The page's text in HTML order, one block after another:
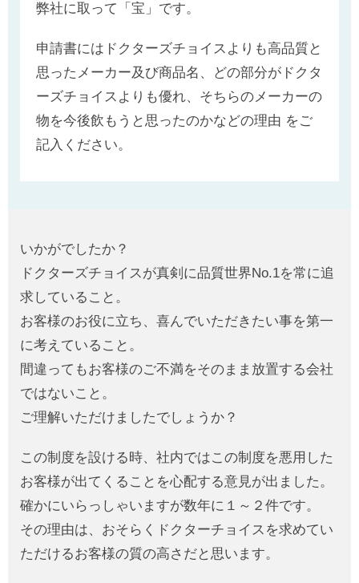
弊社に取って「宝」です。
申請書にはドクターズチョイスよりも高品質と
思ったメーカー及び商品名、どの部分がドクタ
ーズチョイスよりも優れ、そちらのメーカーの
物を今後飲もうと思ったのかなどの理由 をご
記入ください。
いかがでしたか？
ドクターズチョイスが真剣に品質世界No.1を常に追
求していること。
お客様のお役に立ち、喜んでいただきたい事を第一
に考えていること。
間違ってもお客様のご不満をそのまま放置する会社
ではないこと。
ご理解いただけましたでしょうか？
この制度を設ける時、社内ではこの制度を悪用した
お客様が出てくることを心配する意見が出ました。
確かにいらっしゃいますが数年に１～２件です。
その理由は、おそらくドクターチョイスを求めてい
ただけるお客様の質の高さだと思います。